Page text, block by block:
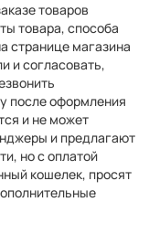
товаров
товара, способа
странице магазина
и согласовать,
после оформления
и не может
и предлагают
но с оплатой
кошелек, просят